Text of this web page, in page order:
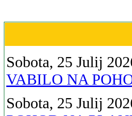
Sobota, 25 Julij
VABILO NA
Sobota, 25 Julij